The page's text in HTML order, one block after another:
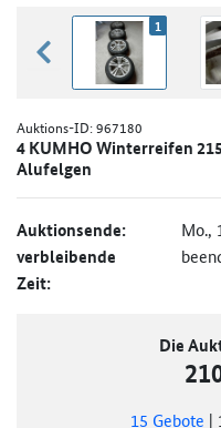
zurück blättern
1
Auktions-ID:967180
4 KUMHO Winterreifen
Alufelgen
Auktionsende: Mo.,
verbleibende
Zeit:
Die
15 Gebote |